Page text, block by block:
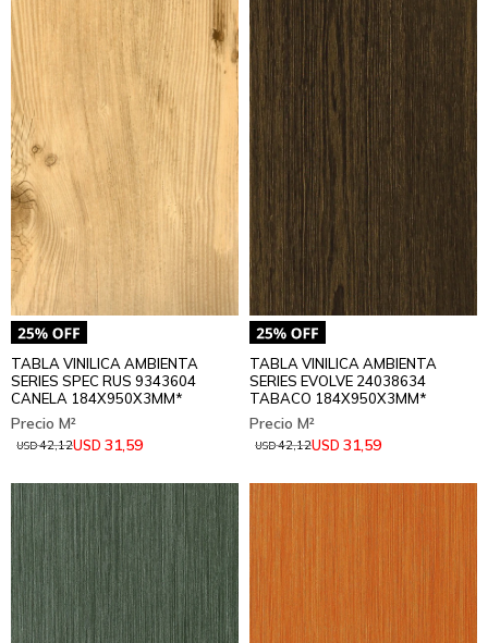
TABLA VINILICA AMBIENTA
SERIES SPEC RUS 9343604
CANELA 184X950X3MM*
USD 31,59
USD42,12
TABLA VINILICA AMBIENTA
SERIES EVOLVE 24038634
TABACO 184X950X3MM*
USD 31,59
USD42,12